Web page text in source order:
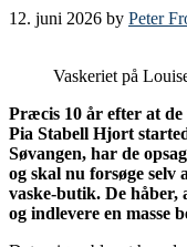
12. juni 2026 by Peter
Vaskeriet på
Præcis 10 år efter at
Pia Stabell Hjort
Søvangen, har de
og skal nu forsøge
vaske-butik. De håber,
og indlevere en masse